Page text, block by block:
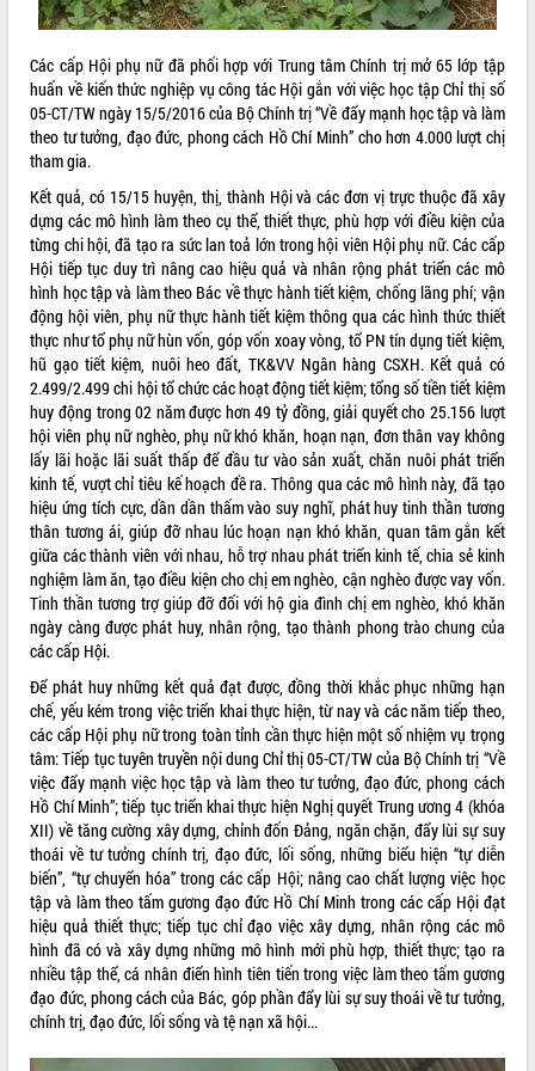
món ăn từ sầu riêng
Đắk Lắk công bố Quy hoạch và xúc
tiến đầu tư tỉnh
Ngành cá ngừ Đắk Lắk chủ động thích
ứng để giữ vững thị trường xuất khẩu
Diễn đàn Kinh tế tư nhân Việt Nam đột
phá cơ chế - Hợp tác công tư
Đề án 06 tạo bước ngoặt đột phá trong
cải cách hành chính tỉnh Đắk Lắk
Kết nối tour, đẩy mạnh chuyển đổi số
để phát triển du lịch Đắk Lắk
Khởi động Dự án Đầu tư xây dựng hạ
tầng kỹ thuật Cụm công nghiệp Tân
Tiến
Gặp mặt các cơ quan báo chí nhân Kỷ
niệm 101 năm Ngày Báo chí Cách
mạng Việt Nam
Đắk Lắk sơ kết 4 năm triển khai thực
hiện Đề án 06 của Chính phủ
Họp báo thông tin về Hội nghị Công bố
Quy hoạch và Xúc tiến đầu tư tỉnh Đắk
Lắk
Khơi thông điểm nghẽn, đẩy nhanh
giải ngân vốn khắc phục thiên tai
HĐND tỉnh thông qua điều chỉnh Quy
Hội thảo góp ý hồ sơ điều chỉnh quy
hoạch tỉnh Đắk Lắk thời kỳ 2021-2030,
tầm nhìn đến năm 2050
Nâng cao hiệu quả hoạt động của các
doanh nghiệp nhà nước
Hội nghị triển khai kết nối mạng
truyền số liệu chuyên dùng phục vụ cơ
quan Đảng, Nhà nước
Lễ phát động chuỗi hoạt động chung
tay làm sạch môi trường
Xã Ea Kar bước chuyển mình trong
công tác cải cách hành chính mô hình
mới
năm 2026
Các cấp Hội phụ nữ đã phối hợp với Trung tâm Chính trị mở 65 lớp tập
huấn về kiến thức nghiệp vụ công tác Hội gắn với việc học tập Chỉ thị số
05-CT/TW ngày 15/5/2016 của Bộ Chính trị “Về đẩy mạnh học tập và làm
theo tư tưởng, đạo đức, phong cách Hồ Chí Minh” cho hơn 4.000 lượt chị
tham gia.
Kết quả, có 15/15 huyện, thị, thành Hội và các đơn vị trực thuộc đã xây
dựng các mô hình làm theo cụ thể, thiết thực, phù hợp với điều kiện của
từng chi hội, đã tạo ra sức lan toả lớn trong hội viên Hội phụ nữ. Các cấp
Hội tiếp tục duy trì nâng cao hiệu quả và nhân rộng phát triển các mô
hình học tập và làm theo Bác về thực hành tiết kiệm, chống lãng phí; vận
động hội viên, phụ nữ thực hành tiết kiệm thông qua các hình thức thiết
thực như tổ phụ nữ hùn vốn, góp vốn xoay vòng, tổ PN tín dụng tiết kiệm,
hũ gạo tiết kiệm, nuôi heo đất, TK&VV Ngân hàng CSXH. Kết quả có
2.499/2.499 chi hội tổ chức các hoạt động tiết kiệm; tổng số tiền tiết kiệm
huy động trong 02 năm được hơn 49 tỷ đồng, giải quyết cho 25.156 lượt
hội viên phụ nữ nghèo, phụ nữ khó khăn, hoạn nạn, đơn thân vay không
lấy lãi hoặc lãi suất thấp để đầu tư vào sản xuất, chăn nuôi phát triển
kinh tế, vượt chỉ tiêu kế hoạch đề ra. Thông qua các mô hình này, đã tạo
hiệu ứng tích cực, dần dần thấm vào suy nghĩ, phát huy tinh thần tương
thân tương ái, giúp đỡ nhau lúc hoạn nạn khó khăn, quan tâm gắn kết
giữa các thành viên với nhau, hỗ trợ nhau phát triển kinh tế, chia sẻ kinh
nghiệm làm ăn, tạo điều kiện cho chị em nghèo, cận nghèo được vay vốn.
Tinh thần tương trợ giúp đỡ đối với hộ gia đình chị em nghèo, khó khăn
ngày càng được phát huy, nhân rộng, tạo thành phong trào chung của
các cấp Hội.
Để phát huy những kết quả đạt được, đồng thời khắc phục những hạn
chế, yếu kém trong việc triển khai thực hiện, từ nay và các năm tiếp theo,
các cấp Hội phụ nữ trong toàn tỉnh cần thực hiện một số nhiệm vụ trọng
tâm: Tiếp tục tuyên truyền nội dung Chỉ thị 05-CT/TW của Bộ Chính trị “Về
việc đẩy mạnh việc học tập và làm theo tư tưởng, đạo đức, phong cách
Hồ Chí Minh”; tiếp tục triển khai thực hiện Nghị quyết Trung ương 4 (khóa
XII) về tăng cường xây dựng, chỉnh đốn Đảng, ngăn chặn, đẩy lùi sự suy
thoái về tư tưởng chính trị, đạo đức, lối sống, những biểu hiện “tự diễn
biến”, “tự chuyển hóa” trong các cấp Hội; nâng cao chất lượng việc học
tập và làm theo tấm gương đạo đức Hồ Chí Minh trong các cấp Hội đạt
hiệu quả thiết thực; tiếp tục chỉ đạo việc xây dựng, nhân rộng các mô
hình đã có và xây dựng những mô hình mới phù hợp, thiết thực; tạo ra
nhiều tập thể, cá nhân điển hình tiên tiến trong việc làm theo tấm gương
đạo đức, phong cách của Bác, góp phần đẩy lùi sự suy thoái về tư tưởng,
chính trị, đạo đức, lối sống và tệ nạn xã hội...